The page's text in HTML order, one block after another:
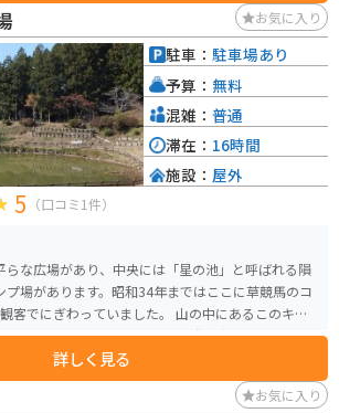
お気に入り
5 （口コミ1件）
らな広場があり、中央には「星の池」と呼ばれる隕
場があります。昭和34年まではここに草競馬のコ
客でにぎわっていました。 山の中にあるこのキャン
むことができます。また、国際宇宙ステーション
に滞在した「宇宙桜」も植えられています。
詳しく見る
駐車： 駐車場あり
予算： 無料
混雑： 普通
滞在： 16時間
施設： 屋外
お気に入り